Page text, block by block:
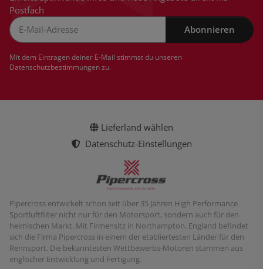
Postfach
Abonnieren
Mit dem Eintragen deiner E-Mail stimmst du unseren
Datenschutzbestimmungenzu.
Lieferland wählen
Datenschutz-Einstellungen
Pipercross entwickelt schon seit über 35 Jahren High Performance
Sportluftfilter nicht nur für den Motorsport, sondern auch für den
heimischen Markt. Mit Firmensitz in Northampton, England befindet
sich die Firma Pipercross in einem der etabliertesten Länder für den
Rennsport. Die bekanntesten Wettbewerbs-Motoren stammen aus
englischer Entwicklung und Fertigung.